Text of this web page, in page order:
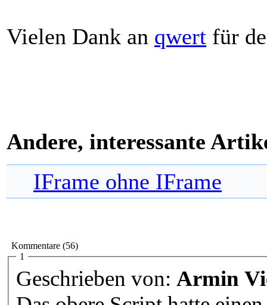
Vielen Dank an qwert für
Andere, interessante
IFrame ohne IFrame
Kommentare (56)
1
Geschrieben von: Armin